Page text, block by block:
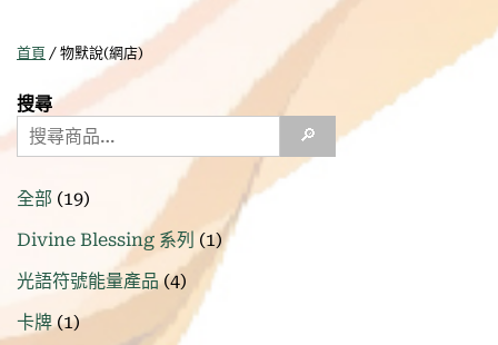
首頁 / 物默說(網店)
搜尋
🔎
全部 1919
產
品
Divine Blessing 系列 11
個
光語符號能量產品 44
產
卡牌 11